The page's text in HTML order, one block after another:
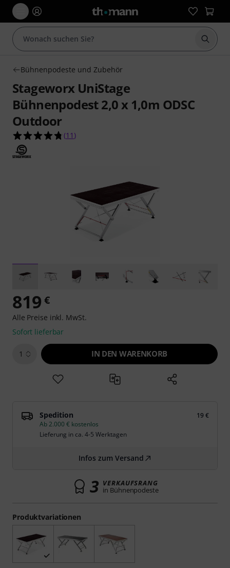
Suche
Bühnenpodeste und Zubehör
Stageworx UniStage
Bühnenpodest 2,0 x 1,0m ODSC
Outdoor
4.7 von 5 Sternen aus 11 Kundenbewertungen
(11 )
Produktvariationen
819 €
Alle Preise inkl. MwSt.
Sofort lieferbar
1 IN DEN WARENKORB
Spedition
19 €
Ab 2.000 € kostenlos
Lieferung in ca. 4-5 Werktagen
Infos zum Versand
3 VERKAUFSRANG
in Bühnenpodeste